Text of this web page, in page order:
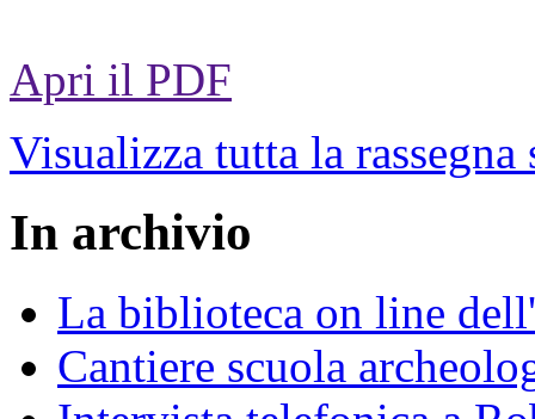
Apri il PDF
Visualizza tutta la rassegna
In archivio
La biblioteca on line
Cantiere scuola